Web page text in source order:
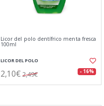
Licor del polo dentífrico menta fresca
100ml
LICOR DEL POLO
2,10€ 2,49€ - 16%